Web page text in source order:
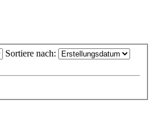
Sortiere nach: